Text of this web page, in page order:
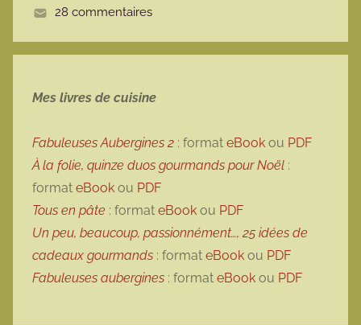
28 commentaires
Mes livres de cuisine
Fabuleuses Aubergines 2 : format eBook ou PDF
À la folie, quinze duos gourmands pour Noël :
format eBook ou PDF
Tous en pâte : format eBook ou PDF
Un peu, beaucoup, passionnément…, 25 idées de
cadeaux gourmands : format eBook ou PDF
Fabuleuses aubergines : format eBook ou PDF